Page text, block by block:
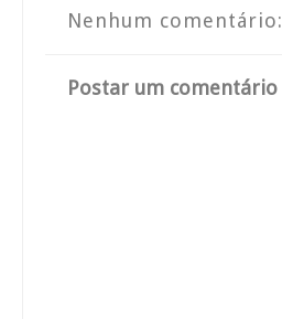
Nenhum comentário:
Postar um comentário